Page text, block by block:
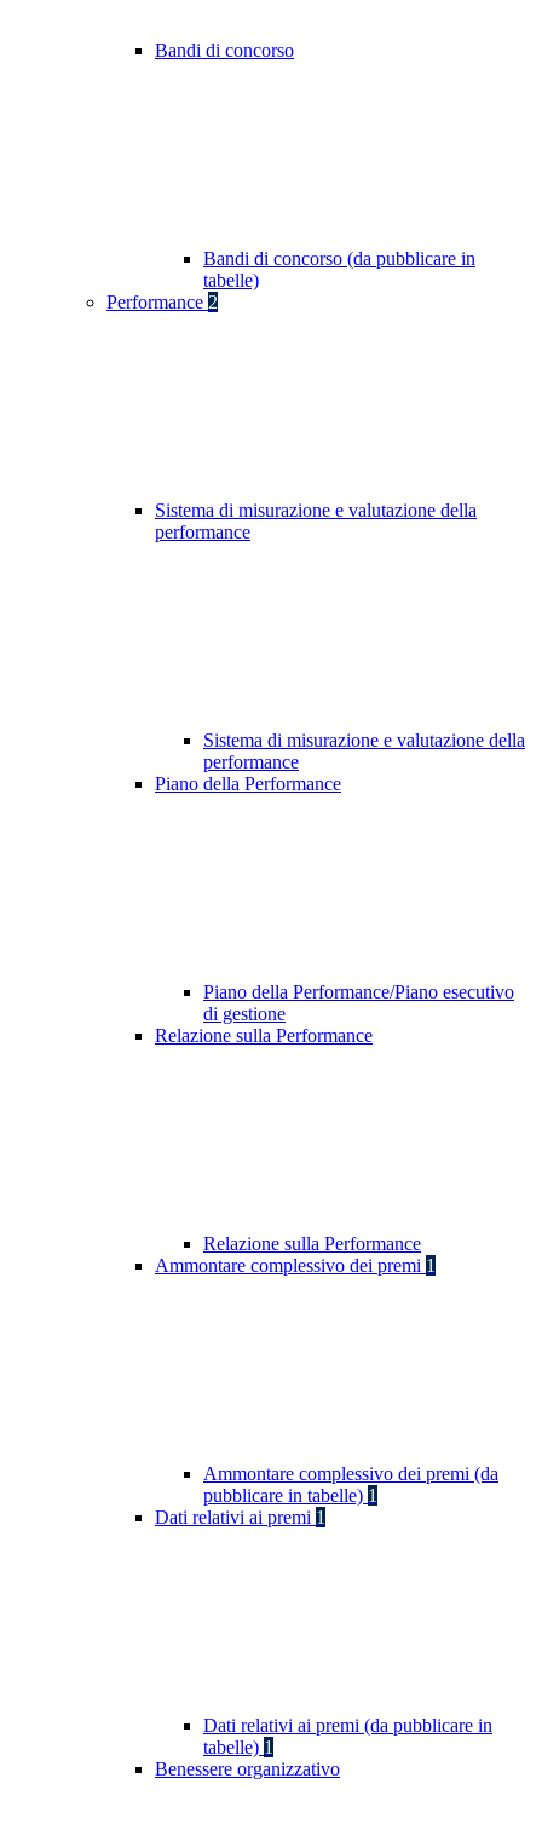
Bandi di concorso
Bandi di concorso (da pubblicare in
tabelle)
Performance 2
Sistema di misurazione e valutazione della
performance
Sistema di misurazione e valutazione della
performance
Piano della Performance
Piano della Performance/Piano esecutivo
di gestione
Relazione sulla Performance
Relazione sulla Performance
Ammontare complessivo dei premi 1
Ammontare complessivo dei premi (da
pubblicare in tabelle) 1
Dati relativi ai premi 1
Dati relativi ai premi (da pubblicare in
tabelle) 1
Benessere organizzativo